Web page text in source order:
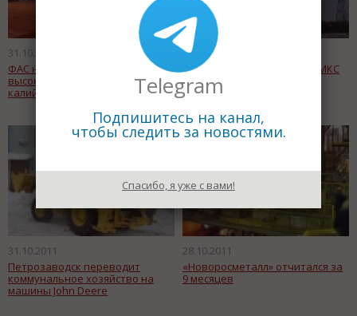
31.10.2011
ФАС накажет «Уралкалий» за
высокие цены на хлористый
калий
31.10.2011
"Прогресс" отправился на МКС
31.10.2011
Петрозаводск переводит
коммунальное хозяйство на
машины John Deere
28.10.2011
«Новоросметалл» отчитался за
9 месяцев
Telegram
Подпишитесь на канал,
чтобы следить за новостями.
Спасибо, я уже с вами!